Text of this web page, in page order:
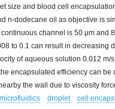
size and blood cell
n-dodecane oil as objective is
channel is 50 μm and
to 0.1 can result in decreasing
of aqueous solution 0.012 m/
encapsulated efficiency can
the wall due to viscosity
microfluidics droplet cell